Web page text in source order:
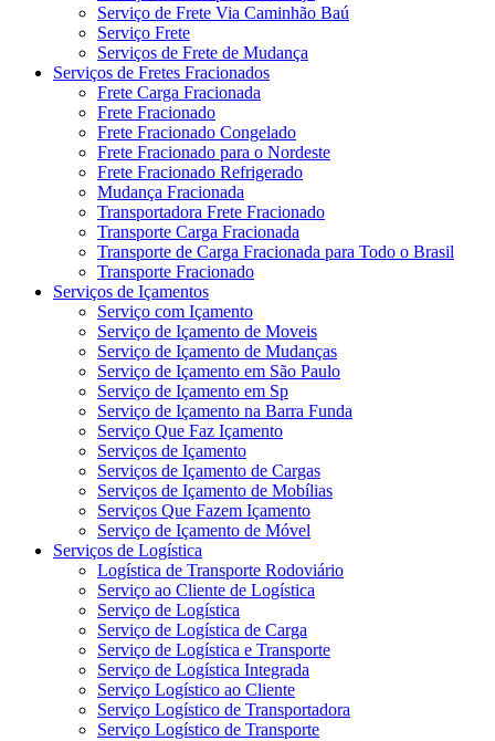
Serviço de Frete Via Caminhão Baú
Serviço Frete
Serviços de Frete de Mudança
Serviços de Fretes Fracionados
Frete Carga Fracionada
Frete Fracionado
Frete Fracionado Congelado
Frete Fracionado para o Nordeste
Frete Fracionado Refrigerado
Mudança Fracionada
Transportadora Frete Fracionado
Transporte Carga Fracionada
Transporte de Carga Fracionada para Todo o Brasil
Transporte Fracionado
Serviços de Içamentos
Serviço com Içamento
Serviço de Içamento de Moveis
Serviço de Içamento de Mudanças
Serviço de Içamento em São Paulo
Serviço de Içamento em Sp
Serviço de Içamento na Barra Funda
Serviço Que Faz Içamento
Serviços de Içamento
Serviços de Içamento de Cargas
Serviços de Içamento de Mobílias
Serviços Que Fazem Içamento
Serviço de Içamento de Móvel
Serviços de Logística
Logística de Transporte Rodoviário
Serviço ao Cliente de Logística
Serviço de Logística
Serviço de Logística de Carga
Serviço de Logística e Transporte
Serviço de Logística Integrada
Serviço Logístico ao Cliente
Serviço Logístico de Transportadora
Serviço Logístico de Transporte